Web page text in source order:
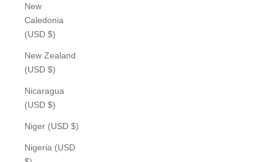
New
Caledonia
(USD $)
New Zealand
(USD $)
Nicaragua
(USD $)
Niger (USD $)
Nigeria (USD